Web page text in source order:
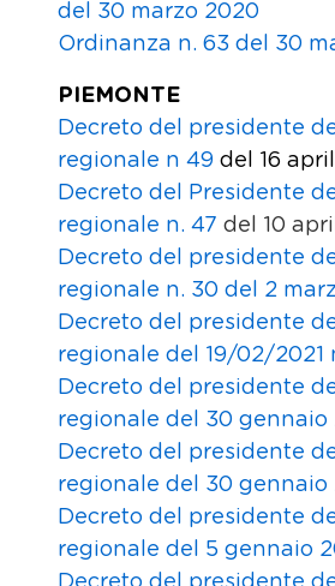
del 30 marzo 2020
Ordinanza n. 63 del 30
PIEMONTE
Decreto del presidente
regionale n 49 del 16
Decreto del Presidente
regionale n. 47 del 10
Decreto del presidente
regionale n. 30 del 2
Decreto del presidente
regionale del 19/02/2021
Decreto del presidente
regionale del 30 gennaio
Decreto del presidente
regionale del 30 gennaio
Decreto del presidente
regionale del 5 gennaio